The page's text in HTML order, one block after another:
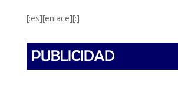
[:es][enlace][:]